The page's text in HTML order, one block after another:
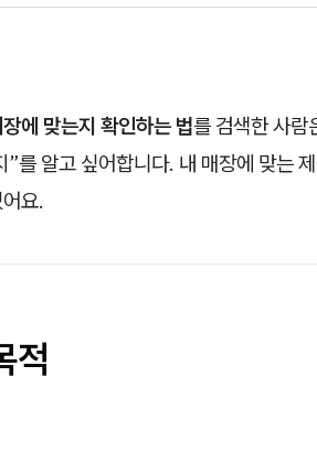
에 맞는지 확인하는 법를 검색한 사람
를 알고 싶어합니다. 내 매장에 맞는
요.
적